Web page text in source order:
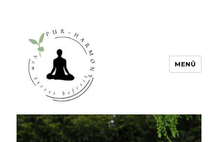
PUR HARMONY – Vom Stress
befreit
MENÜ